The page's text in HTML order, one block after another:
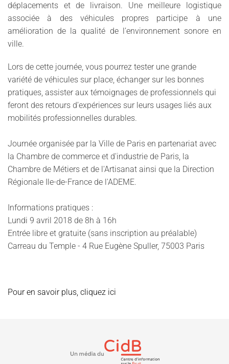
déplacements et de livraison. Une meilleure logistique
associée à des véhicules propres participe à une
amélioration de la qualité de l’environnement sonore en
ville.
Lors de cette journée, vous pourrez tester une grande
variété de véhicules sur place, échanger sur les bonnes
pratiques, assister aux témoignages de professionnels qui
feront des retours d’expériences sur leurs usages liés aux
mobilités professionnelles durables.
Journée organisée par la Ville de Paris en partenariat avec
la Chambre de commerce et d'industrie de Paris, la
Chambre de Métiers et de l'Artisanat ainsi que la Direction
Régionale Ile-de-France de l'ADEME.
Informations pratiques :
Lundi 9 avril 2018 de 8h à 16h
Entrée libre et gratuite (sans inscription au préalable)
Carreau du Temple - 4 Rue Eugène Spuller, 75003 Paris
Pour en savoir plus, cliquez ici